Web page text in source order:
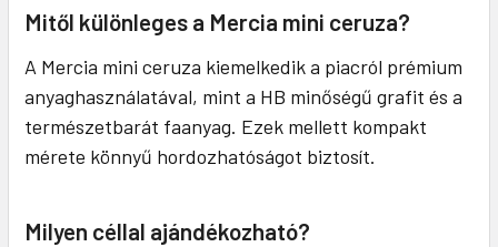
Mitől különleges a Mercia mini ceruza?
A Mercia mini ceruza kiemelkedik a piacról prémium
anyaghasználatával, mint a HB minőségű grafit és a
természetbarát faanyag. Ezek mellett kompakt
mérete könnyű hordozhatóságot biztosít.
Milyen céllal ajándékozható?